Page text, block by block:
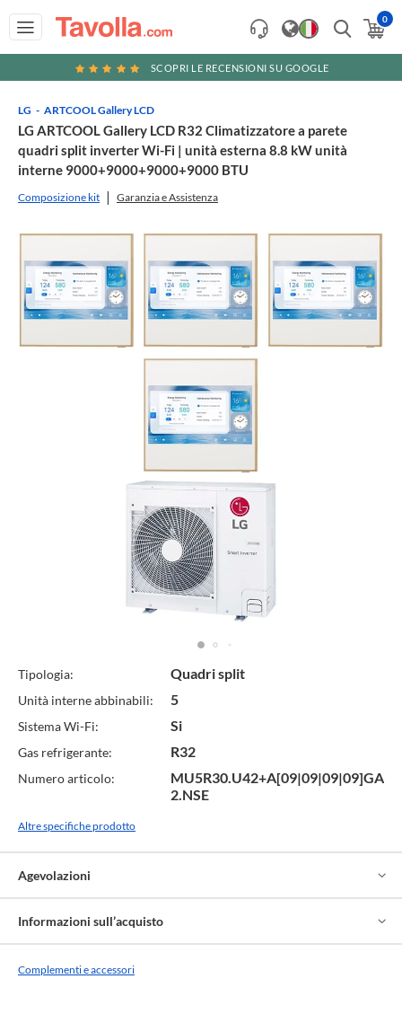
0
SCOPRI LE RECENSIONI SU GOOGLE
LG ARTCOOL Gallery LCD
LG ARTCOOL Gallery LCD R32 Climatizzatore a parete
quadri split inverter Wi-Fi | unità esterna 8.8 kW unità
interne 9000+9000+9000+9000 BTU
Composizione kit Garanzia e Assistenza
Specifiche
Tecniche
Tipologia: Quadri split
Unità interne abbinabili: 5
Sistema Wi-Fi: Si
Gas refrigerante: R32
Numero articolo:
MU5R30.U42+A[09|09|09|09]GA
2.NSE
Altre specifiche prodotto
Agevolazioni
Informazioni sull’acquisto
Complementi e accessori